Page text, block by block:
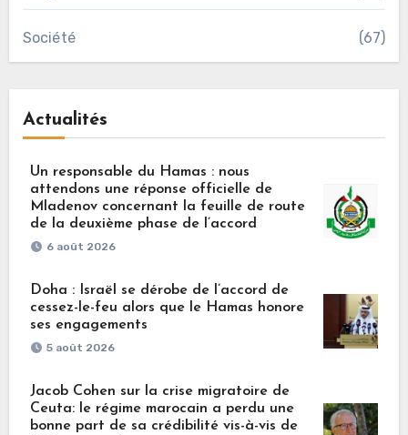
Société (67)
Actualités
Un responsable du Hamas : nous
attendons une réponse officielle de
Mladenov concernant la feuille de route
de la deuxième phase de l’accord
6 août 2026
Doha : Israël se dérobe de l’accord de
cessez-le-feu alors que le Hamas honore
ses engagements
5 août 2026
Jacob Cohen sur la crise migratoire de
Ceuta: le régime marocain a perdu une
bonne part de sa crédibilité vis-à-vis de